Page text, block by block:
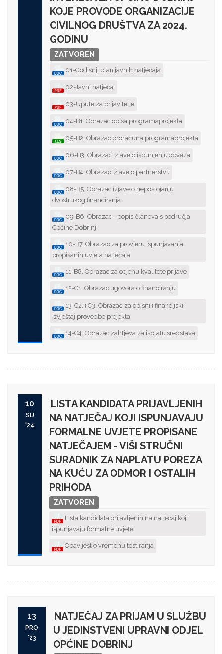
KOJE PROVODE ORGANIZACIJE
CIVILNOG DRUŠTVA ZA 2024.
GODINU
ZATVOREN
01-Godišnji plan javnih natječaja
02-Javni natječaj
03-Upute za prijavitelje
04-B1. Obrazac opisa programaprojekta
05-B2. Obrazac proračuna programaprojekta
06-B3. Obrazac izjave o ispunjenju obveza
07-B4. Obrazac izjave o partnerstvu
08-B5. Obrazac izjave o nepostojanju
dvostrukog financiranja
09-B6. Obrazac - popis članova s područja
Općine Dobrinj
10-B7. Obrazac za provjeru ispunjavanja
propisanih uvjeta natječaja
11-B8. Obrazac za ocjenu kvalitete prijave
12-C1. Obrazac ugovora o financiranju
13-C2. i C3. Obrazac za opisni i financijski
izvještaj provedbe projekta
14-C4. Obrazac zahtjeva za isplatu sredstava
10
SIJ
'24
LISTA KANDIDATA PRIJAVLJENIH
NA NATJEČAJ KOJI ISPUNJAVAJU
FORMALNE UVJETE PROPISANE
NATJEČAJEM - VIŠI STRUČNI
SURADNIK ZA NAPLATU POREZA
NA KUĆU ZA ODMOR I OSTALIH
PRIHODA
ZATVOREN
Lista kandidata prijavljenih na natječaj koji
ispunjavaju formalne uvjete
Obavijest o vremenu testiranja
13
PRO
'23
NATJEČAJ ZA PRIJAM U SLUŽBU
U JEDINSTVENI UPRAVNI ODJEL
OPĆINE DOBRINJ